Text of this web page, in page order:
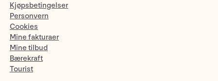
Kjøpsbetingelser
Personvern
Cookies
Mine fakturaer
Mine tilbud
Bærekraft
Tourist